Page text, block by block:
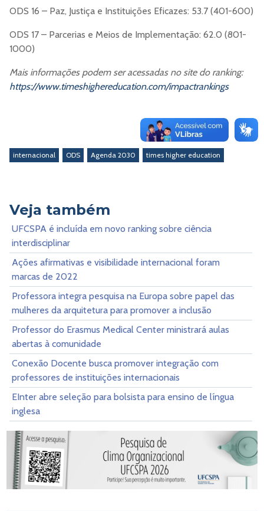
ODS 16 – Paz, Justiça e Instituições Eficazes: 53.7 (401-600)
ODS 17 – Parcerias e Meios de Implementação: 62.0 (801-
1000)
Mais informações podem ser acessadas no site do ranking:
https://www.timeshighereducation.com/impactrankings
internacional ODS Agenda 2030 times higher education
Veja também
UFCSPA é incluída em novo ranking sobre ciência
interdisciplinar
Ações afirmativas e visibilidade internacional foram
marcas de 2022
Professora integra pesquisa na Europa sobre papel das
mulheres da arquitetura para promover a inclusão
Professor do Erasmus Medical Center ministrará aulas
abertas à comunidade
Conexão Docente busca promover integração com
professores de instituições internacionais
EInter abre seleção para bolsista para ensino de língua
inglesa